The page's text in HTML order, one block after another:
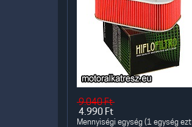
9.040Ft
4.990 Ft
Mennyiségi egység (1 egység ezt